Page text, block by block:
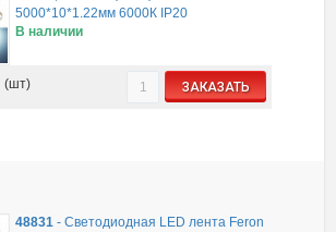
5000*10*1.22мм 6000К IP20
В наличии
(шт) ЗАКАЗАТЬ
48831 - Светодиодная LED лента Feron